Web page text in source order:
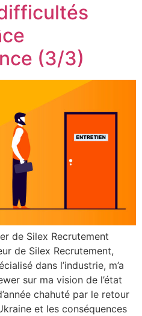
(3/3)
de Silex Recrutement
de Silex Recrutement,
dans l’industrie, m’a
sur ma vision de l’état
chahuté par le retour
et les conséquences